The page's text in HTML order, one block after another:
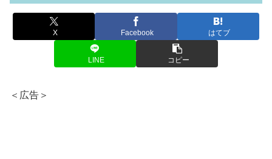
X Facebook はてブ
LINE コピー
＜広告＞